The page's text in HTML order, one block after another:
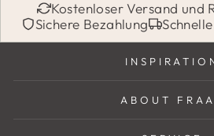
Kostenloser Versand und
Sichere Bezahlung
ABOUT